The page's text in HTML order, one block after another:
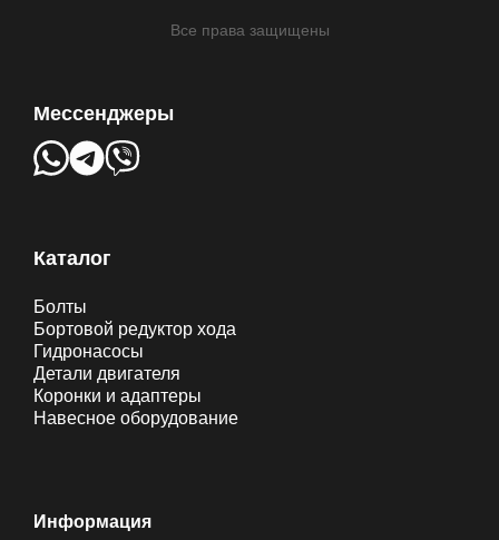
Все права защищены
Мессенджеры
Каталог
Болты
Бортовой редуктор хода
Гидронасосы
Детали двигателя
Коронки и адаптеры
Навесное оборудование
Информация